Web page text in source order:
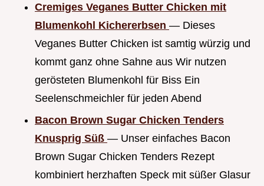
Cremiges Veganes Butter Chicken mit
Blumenkohl Kichererbsen — Dieses
Veganes Butter Chicken ist samtig würzig und
kommt ganz ohne Sahne aus Wir nutzen
gerösteten Blumenkohl für Biss Ein
Seelenschmeichler für jeden Abend
Bacon Brown Sugar Chicken Tenders
Knusprig Süß — Unser einfaches Bacon
Brown Sugar Chicken Tenders Rezept
kombiniert herzhaften Speck mit süßer Glasur